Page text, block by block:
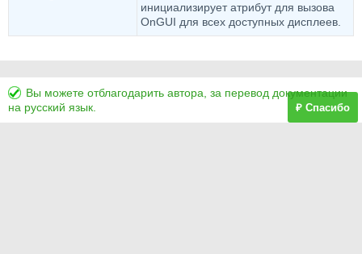
инициализирует атрибут для вызова
OnGUI для всех доступных дисплеев.
Вы можете отблагодарить автора, за перевод документации
на русский язык.
₽ Спасибо